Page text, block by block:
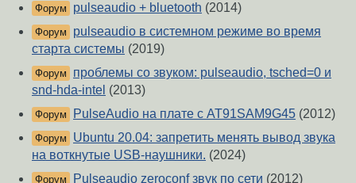
Форум pulseaudio + bluetooth (2014)
Форум
pulseaudio в системном режиме во время
старта системы (2019)
Форум
проблемы со звуком: pulseaudio, tsched=0 и
snd-hda-intel (2013)
Форум PulseAudio на плате с AT91SAM9G45 (2012)
Форум
Ubuntu 20.04: запретить менять вывод звука
на воткнутые USB-наушники. (2024)
Форум Pulseaudio zeroconf звук по сети (2012)